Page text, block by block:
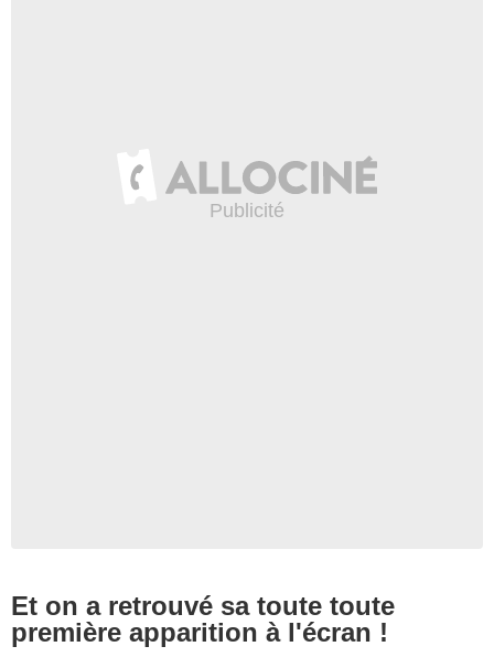
Et on a retrouvé sa toute toute
première apparition à l'écran !